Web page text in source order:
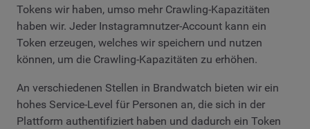
Tokens wir haben, umso mehr Crawling-Kapazitäten
haben wir. Jeder Instagramnutzer-Account kann ein
Token erzeugen, welches wir speichern und nutzen
können, um die Crawling-Kapazitäten zu erhöhen.
An verschiedenen Stellen in Brandwatch bieten wir ein
hohes Service-Level für Personen an, die sich in der
Plattform authentifiziert haben und dadurch ein Token